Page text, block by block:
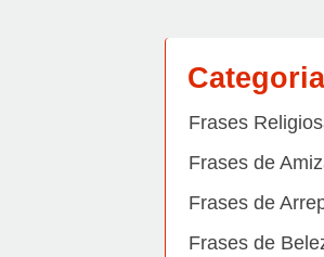
Frases
Frases de
Frases de
Frases de